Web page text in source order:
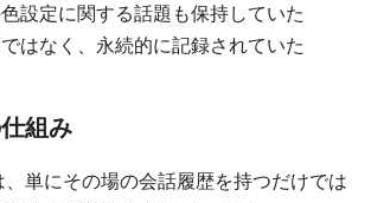
設定に関する話題も保持していた
はなく、永続的に記録されていた
組み
単にその場の会話履歴を持つだけでは